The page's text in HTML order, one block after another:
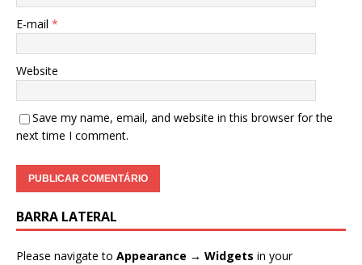
E-mail *
Website
Save my name, email, and website in this browser for the
next time I comment.
BARRA LATERAL
Please navigate to Appearance → Widgets in your